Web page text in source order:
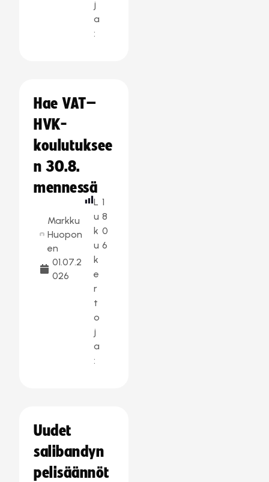
j
a
:
Hae VAT–
HVK-
koulutuksee
n 30.8.
mennessä
Markku
Huopon
en
01.07.2
026
L
u
k
u
k
e
r
t
o
j
a
:
1
8
0
6
Uudet
salibandyn
pelisäännöt